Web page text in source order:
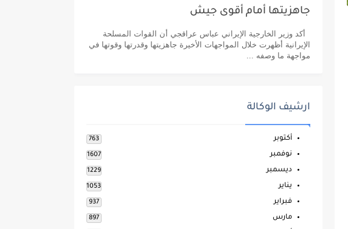
جاهزيتها أمام أقوى جيش
أكد وزير الخارجية الإيراني عباس عراقجي أن القوات المسلحة
الإيرانية أظهرت خلال المواجهات الأخيرة جاهزيتها وقدرتها وقوتها في
مواجهة ما وصفه ...
ارشيف الوكالة
أكتوبر 763
نوفمبر 1607
ديسمبر 1229
يناير 1053
فبراير 937
مارس 897